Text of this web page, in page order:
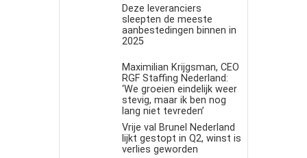
Deze leveranciers
sleepten de meeste
aanbestedingen binnen in
2025
Maximilian Krijgsman, CEO
RGF Staffing Nederland:
‘We groeien eindelijk weer
stevig, maar ik ben nog
lang niet tevreden’
Vrije val Brunel Nederland
lijkt gestopt in Q2, winst is
verlies geworden